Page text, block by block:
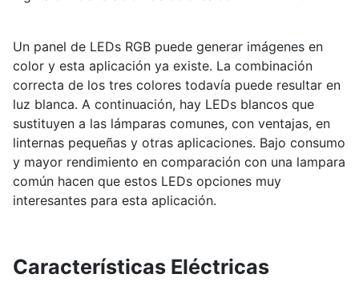
Un panel de LEDs RGB puede generar imágenes en
color y esta aplicación ya existe. La combinación
correcta de los tres colores todavía puede resultar en
luz blanca. A continuación, hay LEDs blancos que
sustituyen a las lámparas comunes, con ventajas, en
linternas pequeñas y otras aplicaciones. Bajo consumo
y mayor rendimiento en comparación con una lampara
común hacen que estos LEDs opciones muy
interesantes para esta aplicación.
Características Eléctricas